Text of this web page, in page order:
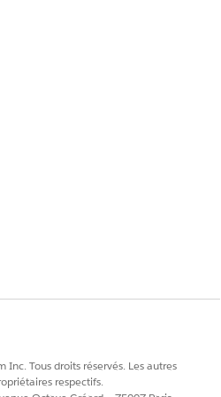
sélectionnez
contient la tâche en cours
dans la liste des tâches.
d'exécution ETL
du rôle Fils
d'un fil ETL
de bord Fils
Tous droits réservés. Les autres
respectifs.